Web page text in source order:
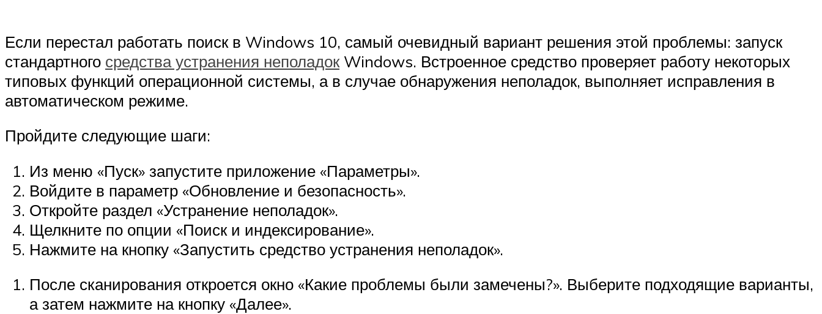
Если перестал работать поиск в Windows 10, самый очевидный вариант решения этой проблемы: запуск
стандартного средства устранения неполадок Windows. Встроенное средство проверяет работу некоторых
типовых функций операционной системы, а в случае обнаружения неполадок, выполняет исправления в
автоматическом режиме.
Пройдите следующие шаги:
Из меню «Пуск» запустите приложение «Параметры».
Войдите в параметр «Обновление и безопасность».
Откройте раздел «Устранение неполадок».
Щелкните по опции «Поиск и индексирование».
Нажмите на кнопку «Запустить средство устранения неполадок».
После сканирования откроется окно «Какие проблемы были замечены?». Выберите подходящие варианты,
а затем нажмите на кнопку «Далее».